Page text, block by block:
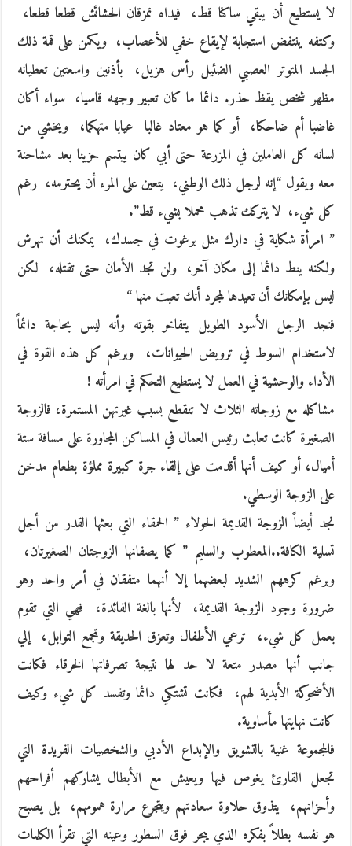
لا‮ ‬يستطيع أن‮ ‬يبقي ساكنا قط، ‮ ‬فيداه تمزقان الحشائش قطعا قطعا، ‮
‬وكتفه‮ ‬ينتفض استجابة لإيقاع خفي للأعصاب، ‮ ‬ويكمن على قمة ذلك
الجسد المتوتر العصبي الضئيل رأس هزيل، ‮ ‬بأذنين واسعتين تعطيانه
مظهر شخص‮ ‬يقظ حذر‮. ‬دائما ما كان تعبير وجهه قاسيا، ‮ ‬سواء أكان‮
‬غاضبا أم ضاحكا، ‮ ‬أو كما هو معتاد‮ ‬غالبا‮ ‬ عيابا متهكما، ‮ ‬ويخشي من
لسانه كل العاملين في المزرعة حتى أبي كان‮ ‬يبتسم حزينا بعد مشاحنة
معه ويقول‮ “‬إنه لرجل‮ ‬ذلك الوطني، ‮ ‬يتعين على المرء أن‮ ‬يحترمه، ‮ ‬رغم
كل شيء، ‮ ‬لا‮ ‬يتركك تذهب محملا بشيء قط‮”.‬
‮” ‬امرأة شكاية في دارك مثل برغوت في جسدك، ‮ ‬يمكنك أن تهرش
ولكنه‮ ‬ينط دائما إلى مكان آخر، ‮ ‬ولن تجد الأمان حتى تقتله، ‮ ‬لكن
ليس بإمكانك أن تعيدها لمجرد أنك تعبت منها‮ “‬
فنجد الرجل الأسود الطويل‮ ‬يتفاخر بقوته وأنه ليس بحاجة دائماً‮
‬لاستخدام السوط في ترويض الحيوانات، ‮ ‬وبرغم كل هذه القوة في
الأداء والوحشية في العمل لا‮ ‬يستطيع التحكم في امرأته‮ !‬
مشاكله مع زوجاته الثلاث لا تنقطع بسبب‮ ‬غيرتهن المستمرة، فالزوجة
الصغيرة كانت تعابث رئيس العمال في‮ ‬المساكن المجاورة على مسافة ستة
أميال، أو كيف أنها أقدمت على إلقاء جرة كبيرة مملؤة بطعام مدخن
على الزوجة الوسطي‮.‬
نجد أيضاً الزوجة القديمة الحولاء‮ ” ‬الحمقاء التي بعثها القدر من أجل
تسلية الكافة‮..‬المعطوب والسليم‮ ” ‬كما‮ ‬يصفانها الزوجتان الصغيرتان، ‮
‬وبرغم كرههم الشديد لبعضهما إلا أنهما متفقان في أمر واحد وهو
ضرورة وجود الزوجة القديمة، ‮ ‬لأنها بالغة الفائدة، ‮ ‬فهي التي تقوم
بعمل كل شيء، ‮ ‬ترعي الأطفال وتعزق الحديقة وتجمع التوابل، ‮ ‬إلي
جانب أنها مصدر متعة لا حد لها نتيجة تصرفاتها الخرقاء فكانت
الأضحوكة الأبدية لهم، ‮ ‬فكانت تشتكي دائما وتفسد كل شيء‮ ‬وكيف
كانت نهايتها مأساوية‮.‬
فالمجموعة‮ ‬غنية بالتشويق والإبداع الأدبي والشخصيات الفريدة التي
تجعل القارئ‮ ‬يغوص فيها ويعيش مع الأبطال‮ ‬يشاركهم أفراحهم
وأحزانهم، ‮ ‬يتذوق حلاوة سعادتهم ويتجرع مرارة همومهم، ‮ ‬بل‮ ‬يصبح
هو نفسه بطلاً‮ ‬بفكره الذي‮ ‬يبحر فوق السطور وعينه التي تقرأ الكلمات